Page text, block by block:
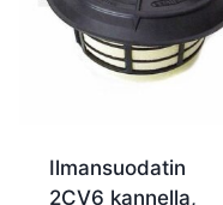
Ilmansuodatin
2CV6 kannella,